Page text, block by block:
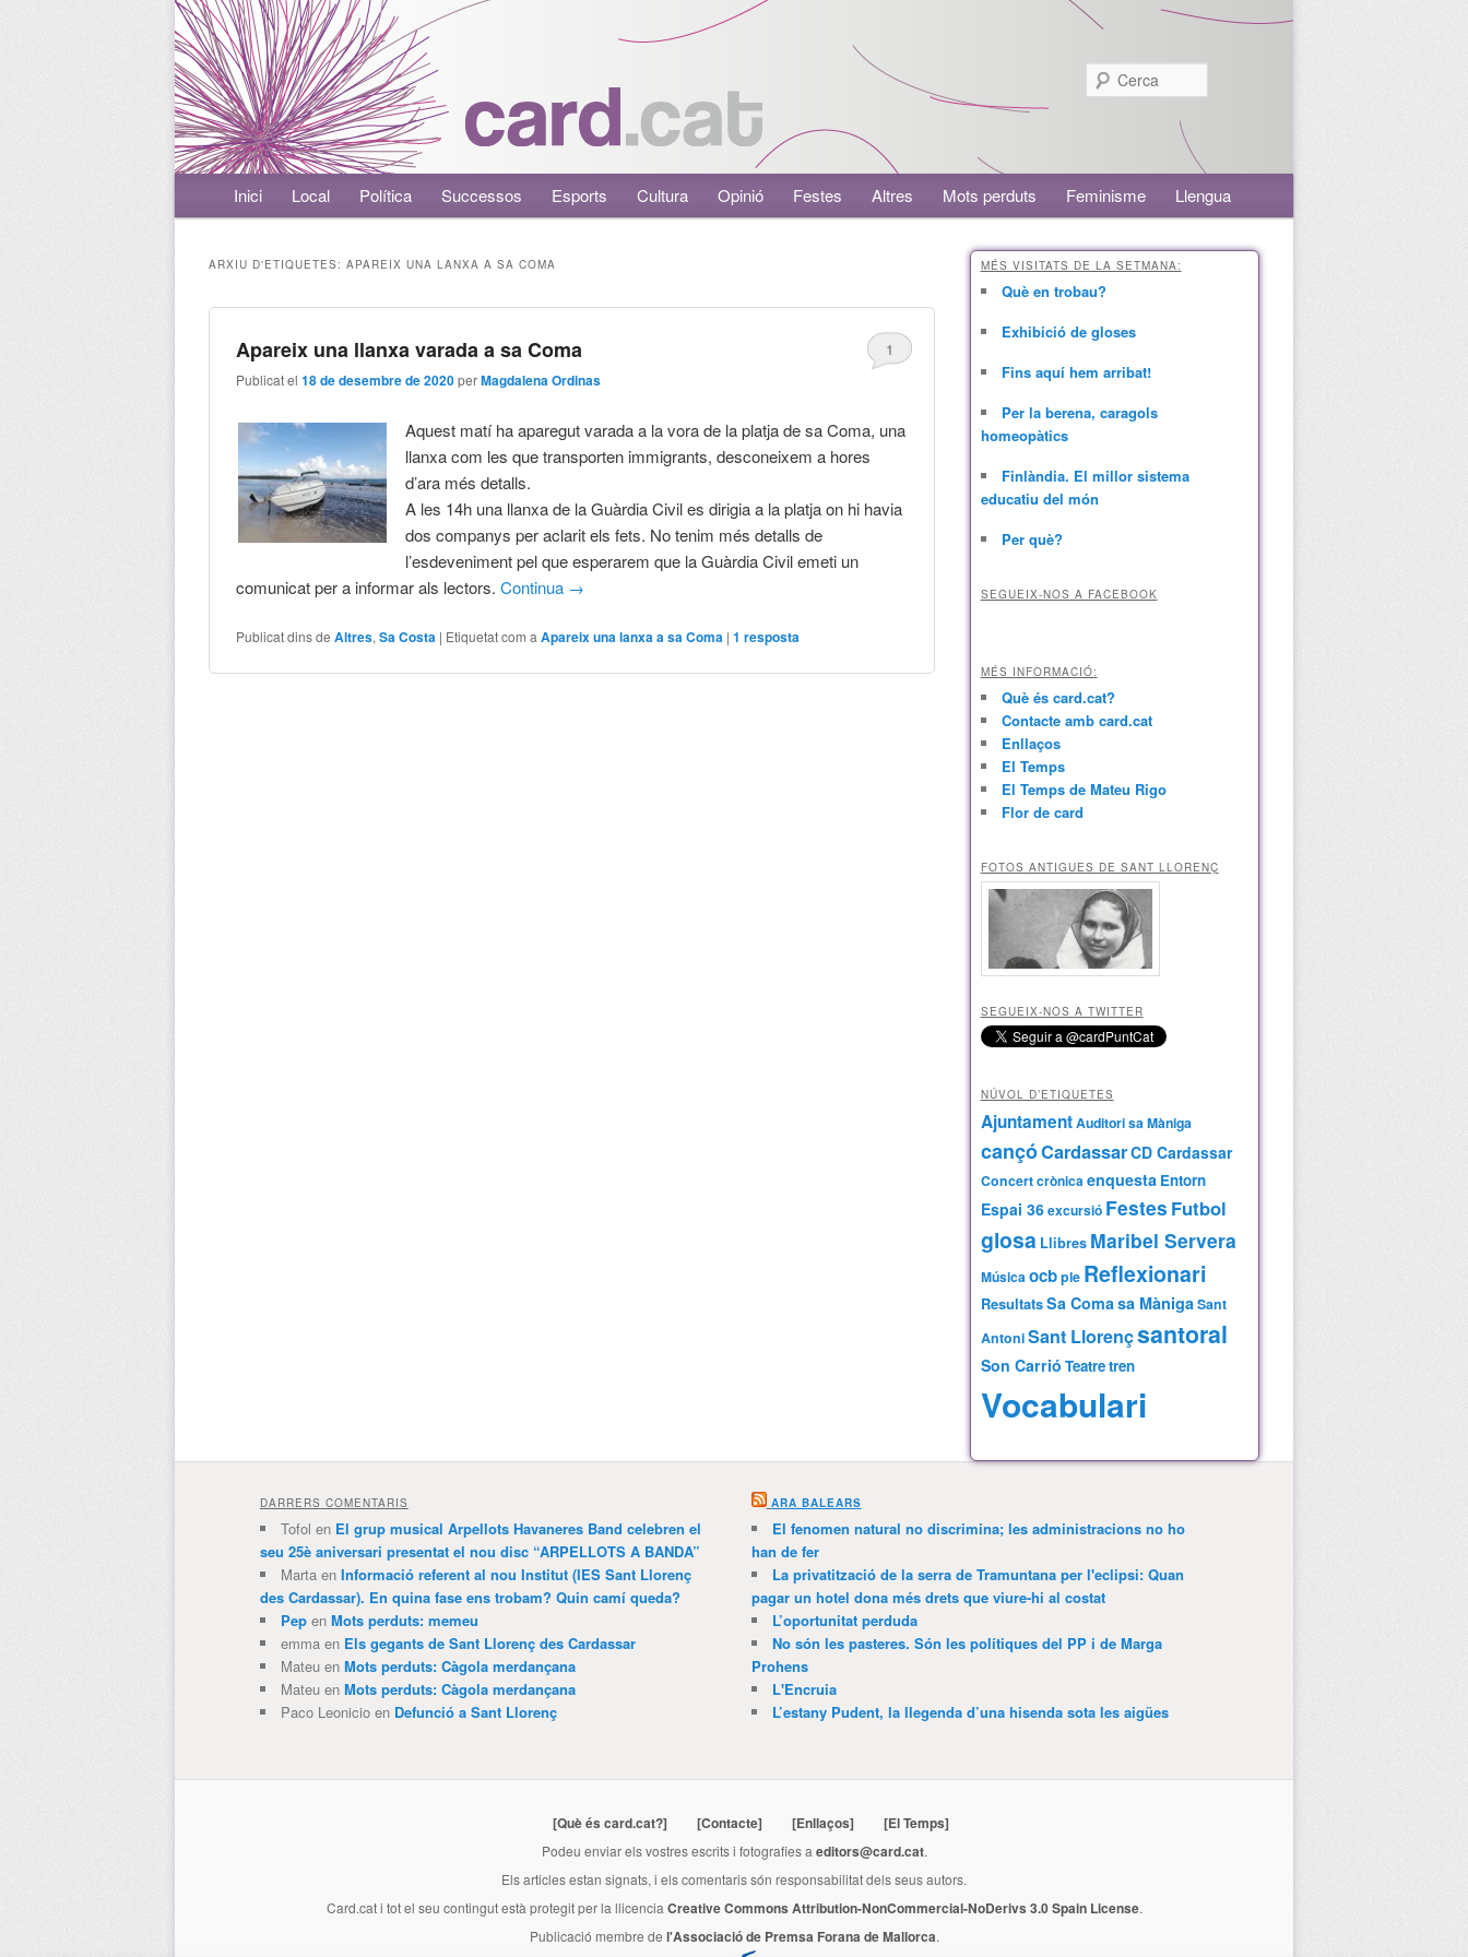
Menú principalAneu al contingut principal
Aneu al contingut secundari
Inici Local Política Successos Esports Cultura Opinió Festes Altres Mots perduts Feminisme Llengua
ARXIU D'ETIQUETES: APAREIX UNA LANXA A SA COMA
Apareix una llanxa varada a sa Coma
Publicat el18 de desembre de 2020perMagdalena Ordinas
1
Aquest matí ha aparegut varada a la vora de la platja de sa Coma, una
llanxa com les que transporten immigrants, desconeixem a hores
d’ara més detalls.
A les 14h una llanxa de la Guàrdia Civil es dirigia a la platja on hi havia
dos companys per aclarit els fets. No tenim més detalls de
l’esdeveniment pel que esperarem que la Guàrdia Civil emeti un
comunicat per a informar als lectors.Continua →
Publicat dins de Altres,Sa Costa | Etiquetat com a Apareix una lanxa a sa Coma |1 resposta
MÉS VISITATS DE LA SETMANA:
Què en trobau?
Exhibició de gloses
Fins aquí hem arribat!
Per la berena, caragols
homeopàtics
Finlàndia. El millor sistema
educatiu del món
Per què?
SEGUEIX-NOS A FACEBOOK
MÉS INFORMACIÓ:
Què és card.cat?
Contacte amb card.cat
Enllaços
El Temps
El Temps de Mateu Rigo
Flor de card
FOTOS ANTIGUES DE SANT LLORENÇ
SEGUEIX-NOS A TWITTER
NÚVOL D’ETIQUETES
AjuntamentAuditori sa Màniga
cançóCardassarCD Cardassar
Concertcrònicaenquesta Entorn
Espai 36excursió Festes Futbol
glosa Llibres Maribel Servera
Músicaocbple Reflexionari
ResultatsSa Comasa MànigaSant
AntoniSant Llorençsantoral
Son Carrió Teatretren
Vocabulari
DARRERS COMENTARIS
Tofol en El grup musical Arpellots Havaneres Band celebren el
seu 25è aniversari presentat el nou disc “ARPELLOTS A BANDA”
Martaen Informació referent al nou Institut (IES Sant Llorenç
des Cardassar). En quina fase ens trobam? Quin camí queda?
Pepen Mots perduts: memeu
emmaen Els gegants de Sant Llorenç des Cardassar
Mateuen Mots perduts: Càgola merdançana
Mateuen Mots perduts: Càgola merdançana
Paco Leonicioen Defunció a Sant Llorenç
ARA BALEARS
El fenomen natural no discrimina; les administracions no ho
han de fer
La privatització de la serra de Tramuntana per l'eclipsi: Quan
pagar un hotel dona més drets que viure-hi al costat
L’oportunitat perduda
No són les pasteres. Són les polítiques del PP i de Marga
Prohens
L'Encruia
L’estany Pudent, la llegenda d’una hisenda sota les aigües
[Què és card.cat?] [Contacte] [Enllaços] [El Temps]
Podeu enviar els vostres escrits i fotografies a editors@card.cat.
Els articles estan signats, i els comentaris són responsabilitat dels seus autors.
Card.cati tot el seu contingut està protegit per la llicencia Creative Commons Attribution-NonCommercial-NoDerivs 3.0 Spain License.
Publicació membre de l'Associació de Premsa Forana de Mallorca.